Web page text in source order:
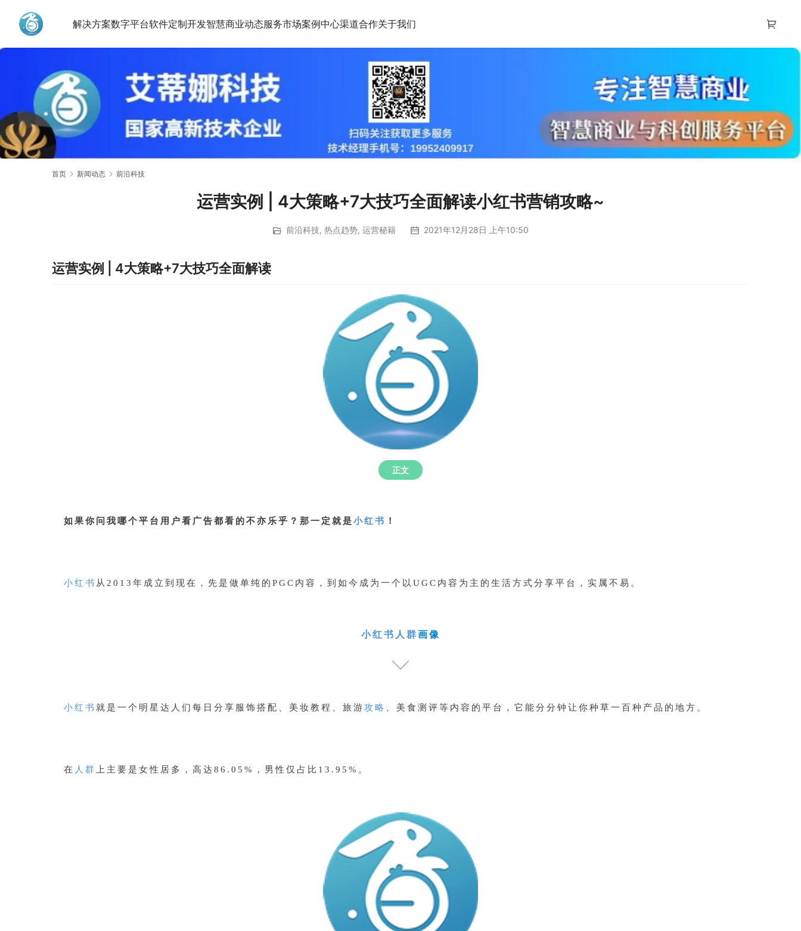
解决方案数字平台软件定制开发智慧商业动态服务市场案例中心渠道合作关于我们
首页 新闻动态 前沿科技
运营实例 | 4大策略+7大技巧全面解读小红书营销攻略~
前沿科技, 热点趋势, 运营秘籍 2021年12月28日 上午10:50
运营实例 | 4大策略+7大技巧全面解读
正文
如果你问我哪个平台用户看广告都看的不亦乐乎？那一定就是小红书 ！
小红书 从2013年成立到现在，先是做单纯的PGC内容，到如今成为一个以UGC内容为主的生活方式分享平台，实属不易。
小红书 人群画像
小红书 就是一个明星达人们每日分享 服饰搭配、美妆教程、旅游攻略 、美食测评等内容的平台，它能分分钟让你种草一百种产品的地方。
在 人群 上主要是女性居多，高达86.05%，男性仅占比13.95%。